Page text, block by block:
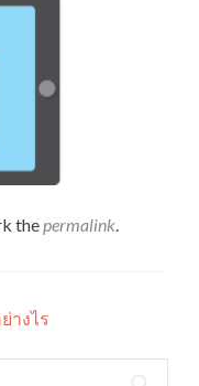
the permalink
างไร